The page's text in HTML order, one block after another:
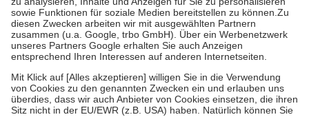
Bei Heilmitteln und häuslicher Krankenpflege beträgt die
Zuzahlung zehn Prozent der Kosten sowie zehn Euro je
Verordnung.
Um das Engagement der Versicherten für ihre eigene Gesundheit zu
stärken und die besondere Stellung der Familie zu unterstützen,
fallenkeine Zuzahlungenan bei:
• Kindern und Jugendlichen bis zum vollendeten 18. Lebensjahr
mit Ausnahme der Fahrkosten